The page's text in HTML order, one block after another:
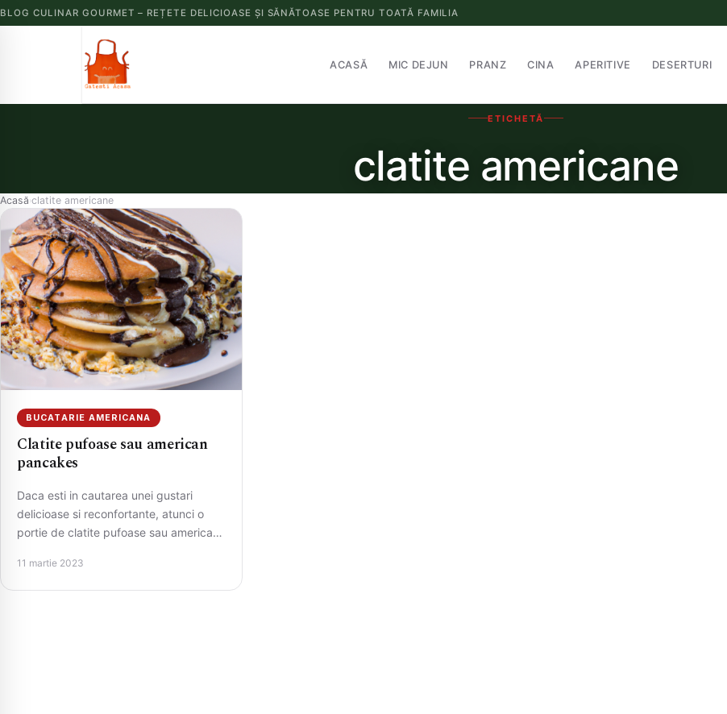
BLOG CULINAR GOURMET – REȚETE DELICIOASE ȘI SĂNĂTOASE PENTRU TOATĂ FAMILIA
ACASĂ MIC DEJUN PRANZ CINA APERITIVE DESERTURI
ETICHETĂ
clatite americane
Acasă›clatite americane
BUCATARIE AMERICANA
Clatite pufoase sau american
pancakes
Daca esti in cautarea unei gustari
delicioase si reconfortante, atunci o
portie de clatite pufoase sau american
Aceste…
11 martie 2023